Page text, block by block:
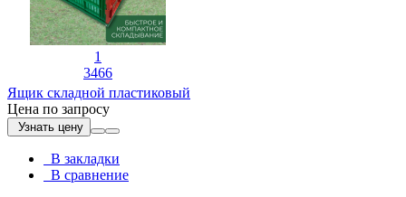
1
3466
Ящик складной пластиковый
Цена по запросу
Узнать цену
В закладки
В сравнение